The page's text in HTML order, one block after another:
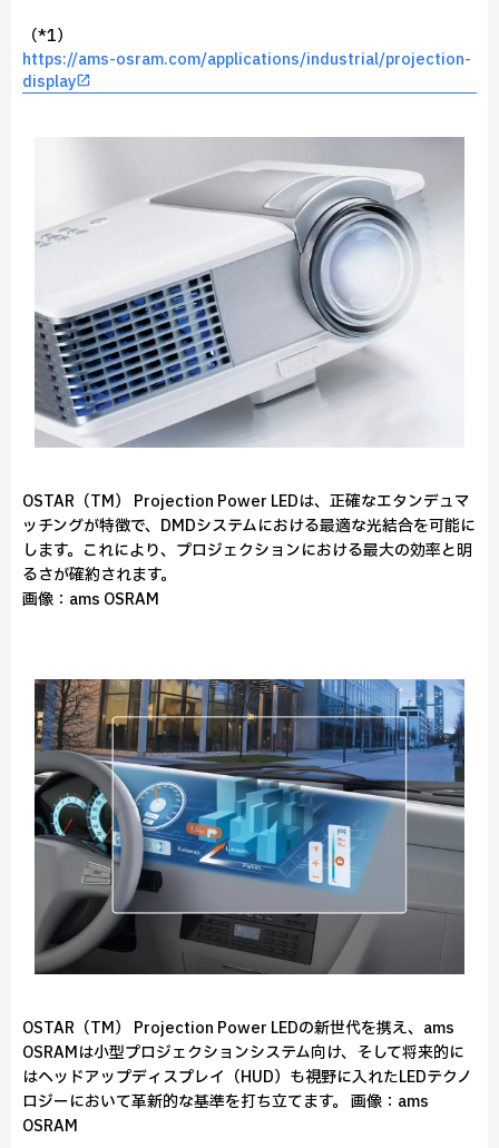
（*1）
https://ams-osram.com/applications/industrial/projection-
display
OSTAR（TM） Projection Power LEDは、正確なエタンデュマ
ッチングが特徴で、DMDシステムにおける最適な光結合を可能に
します。これにより、プロジェクションにおける最大の効率と明
るさが確約されます。
画像：ams OSRAM
OSTAR（TM） Projection Power LEDの新世代を携え、ams
OSRAMは小型プロジェクションシステム向け、そして将来的に
はヘッドアップディスプレイ（HUD）も視野に入れたLEDテクノ
ロジーにおいて革新的な基準を打ち立てます。 画像：ams
OSRAM